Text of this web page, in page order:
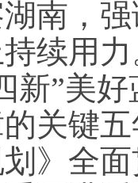
南，
续用
新”美
关键
》全